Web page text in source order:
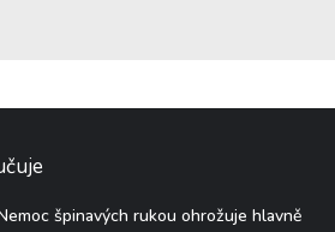
špinavých rukou ohrožuje hlavně